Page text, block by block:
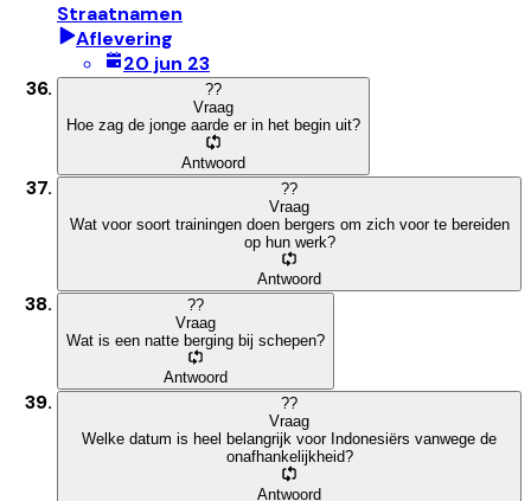
Straatnamen
Aflevering
20 jun 23
??
Vraag
Hoe zag de jonge aarde er in het begin uit?
Antwoord
??
Vraag
Wat voor soort trainingen doen bergers om zich voor te bereiden
op hun werk?
Antwoord
??
Vraag
Wat is een natte berging bij schepen?
Antwoord
??
Vraag
Welke datum is heel belangrijk voor Indonesiërs vanwege de
onafhankelijkheid?
Antwoord